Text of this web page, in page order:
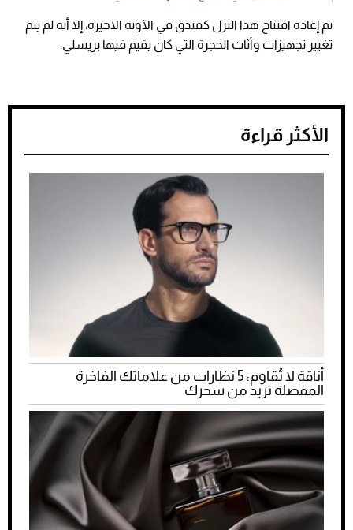
تم إعادة افتتاح هذا النزل كفندق في الآونة الاخيرة، إلا أنه لم يتم
تغيير تجهيزات وأثاث الحجرة التي كان يقيم فيها بريسلي.
الأكثر قراءة
أناقة لا تُقاوم: 5 نظارات من علاماتك الفاخرة
المفضلة تزيد من سحرك